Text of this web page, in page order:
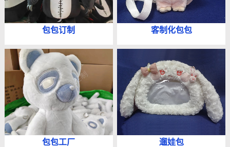
包包订制 客制化包包
包包工厂 遛娃包